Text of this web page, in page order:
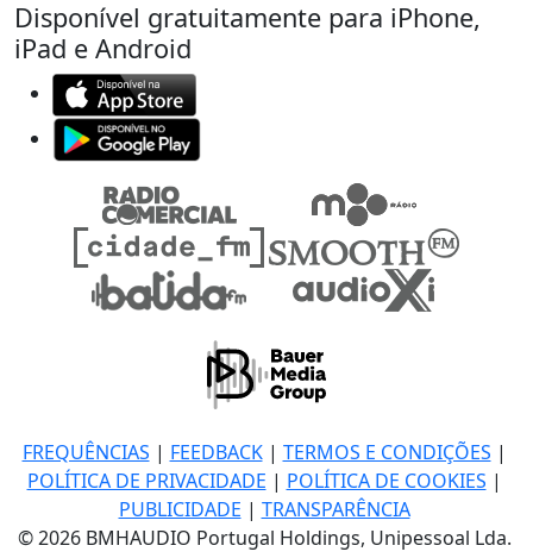
Disponível gratuitamente para iPhone,
iPad e Android
FREQUÊNCIAS | FEEDBACK| TERMOS E CONDIÇÕES |
POLÍTICA DE PRIVACIDADE | POLÍTICA DE COOKIES |
PUBLICIDADE | TRANSPARÊNCIA
© 2026 BMHAUDIO Portugal Holdings, Unipessoal Lda.